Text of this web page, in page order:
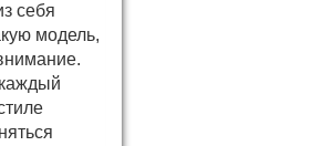
себя
модель,